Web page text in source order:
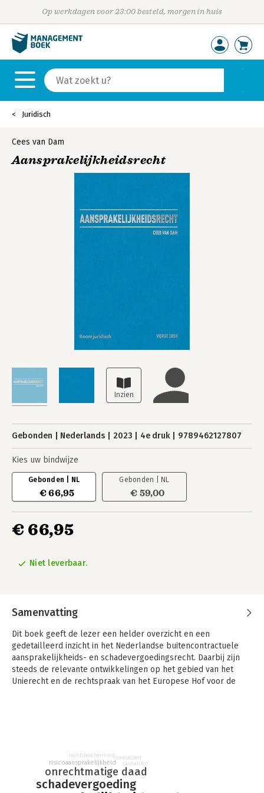
Op werkdagen voor 23:00 besteld, morgen in huis
Juridisch
Cees van Dam
Aansprakelijkheidsrecht
Gebonden Nederlands 2023 4e druk 9789462127807
Kies uw bindwijze
Gebonden | NL
€ 66,95
Gebonden | NL
€ 59,00
€ 66,95
Niet leverbaar.
Samenvatting
Dit boek geeft de lezer een helder overzicht en een
gedetailleerd inzicht in het Nederlandse buitencontractuele
aansprakelijkheids- en schadevergoedingsrecht. Daarbij zijn
steeds de relevante ontwikkelingen op het gebied van het
Unierecht en de rechtspraak van het Europese Hof voor de
onrechtmatigheid en toerekening. In het tweede deel komen
aansprakelijkheid voor personen, roerende zaken en
onroerende zaken aan bod, alsmede
schadevergoeding
onrechtmatige daad
risicoaansprakelijkheid
rechtsbescherming causaliteit
causaliteit